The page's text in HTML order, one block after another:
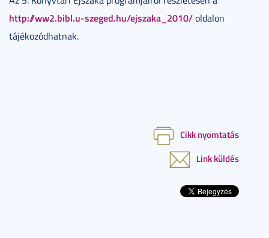
http://ww2.bibl.u-szeged.hu/ejszaka_2010/oldalon
tájékozódhatnak.
Cikk nyomtatás
Link küldés